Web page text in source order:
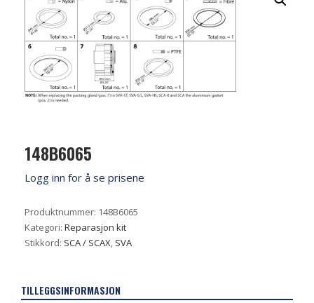
148B6065
Logg inn for å se prisene
Produktnummer: 148B6065
Kategori: Reparasjon kit
Stikkord: SCA / SCAX, SVA
TILLEGGSINFORMASJON